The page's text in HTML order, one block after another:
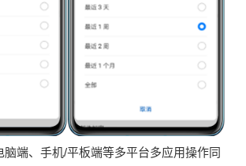
脑端、手机/平板端等多平台多应用操作同